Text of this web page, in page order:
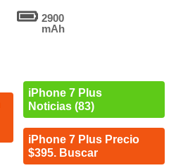
2900
mAh
iPhone 7 Plus
Noticias (83)
iPhone 7 Plus Precio
$395. Buscar